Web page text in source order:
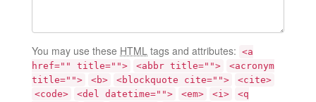
You may use these HTML tags and attributes: <a
href="" title="">
<abbr title="">
<acronym
title="">
<b> <blockquote cite="">
<cite>
<code>
<del datetime=""> <em> <i>
<q